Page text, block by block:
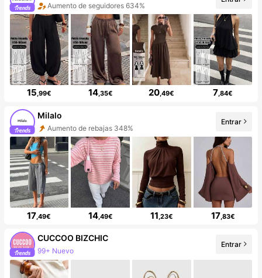
Aumento de seguidores 634%
15,99€ 14,35€ 20,49€ 7,84€
Milalo
Aumento de rebajas 348%
Entrar
17 ,49€ 14,49€ 11 ,23€ 17,83€
CUCCOO BIZCHIC
99+ Nuevo
Entrar